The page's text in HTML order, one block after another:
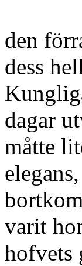
den
dess
dagar
måtte
varit
hofvets